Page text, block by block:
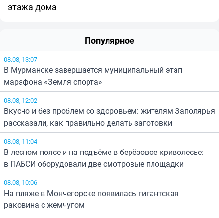
этажа дома
Популярное
08.08, 13:07
В Мурманске завершается муниципальный этап
марафона «Земля спорта»
08.08, 12:02
Вкусно и без проблем со здоровьем: жителям Заполярья
рассказали, как правильно делать заготовки
08.08, 11:04
В лесном поясе и на подъёме в берёзовое криволесье:
в ПАБСИ оборудовали две смотровые площадки
08.08, 10:06
На пляже в Мончегорске появилась гигантская
раковина с жемчугом